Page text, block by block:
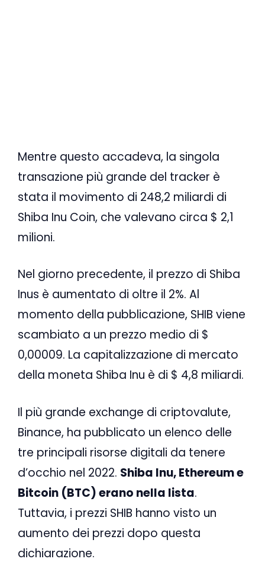
Mentre questo accadeva, la singola
transazione più grande del tracker è
stata il movimento di 248,2 miliardi di
Shiba Inu Coin, che valevano circa $ 2,1
milioni.
Nel giorno precedente, il prezzo di Shiba
Inus è aumentato di oltre il 2%. Al
momento della pubblicazione, SHIB viene
scambiato a un prezzo medio di $
0,00009. La capitalizzazione di mercato
della moneta Shiba Inu è di $ 4,8 miliardi.
Il più grande exchange di criptovalute,
Binance, ha pubblicato un elenco delle
tre principali risorse digitali da tenere
d’occhio nel 2022. Shiba Inu, Ethereum e
Bitcoin (BTC) erano nella lista.
Tuttavia, i prezzi SHIB hanno visto un
aumento dei prezzi dopo questa
dichiarazione.